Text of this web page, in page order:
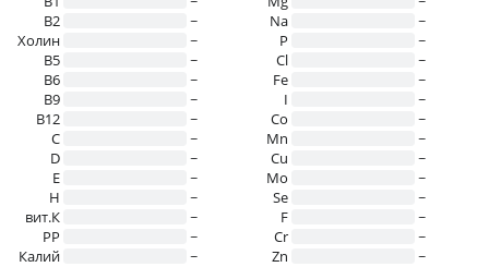
B2
~
Холин
~
B5
~
B6
~
B9
~
B12
~
C
~
D
~
E
~
H
~
вит.К
~
PP
~
Калий
~
Na
~
P
~
Cl
~
Fe
~
I
~
Co
~
Mn
~
Cu
~
Mo
~
Se
~
F
~
Cr
~
Zn
~